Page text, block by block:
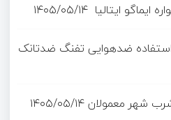
ایماگو ایتالیا ۱۴۰۵/۰۵/۱۴
ضدهوایی تفنگ ضدتانک
شهر معمولان۱۴۰۵/۰۵/۱۴